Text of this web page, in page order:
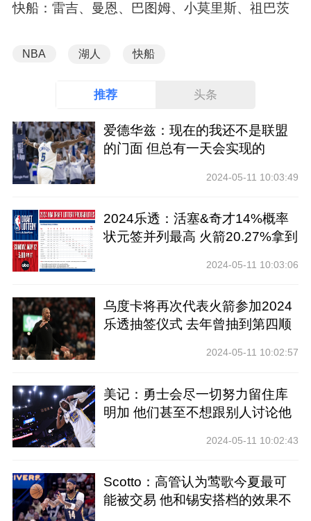
快船：雷吉、曼恩、巴图姆、小莫里斯、祖巴茨
NBA 湖人 快船
推荐 头条
爱德华兹：现在的我还不是联盟
的门面 但总有一天会实现的
2024-05-11 10:03:49
2024乐透：活塞&奇才14%概率
状元签并列最高 火箭20.27%拿到
2024-05-11 10:03:06
乌度卡将再次代表火箭参加2024
乐透抽签仪式 去年曾抽到第四顺
2024-05-11 10:02:57
美记：勇士会尽一切努力留住库
明加 他们甚至不想跟别人讨论他
2024-05-11 10:02:43
Scotto：高管认为莺歌今夏最可
能被交易 他和锡安搭档的效果不